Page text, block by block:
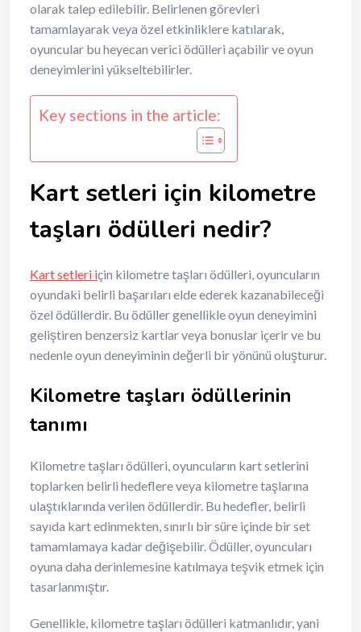
olarak talep edilebilir. Belirlenen görevleri
tamamlayarak veya özel etkinliklere katılarak,
oyuncular bu heyecan verici ödülleri açabilir ve oyun
deneyimlerini yükseltebilirler.
Key sections in the article:
Kart setleri için kilometre
taşları ödülleri nedir?
Kart setleri için kilometre taşları ödülleri, oyuncuların
oyundaki belirli başarıları elde ederek kazanabileceği
özel ödüllerdir. Bu ödüller genellikle oyun deneyimini
geliştiren benzersiz kartlar veya bonuslar içerir ve bu
nedenle oyun deneyiminin değerli bir yönünü oluşturur.
Kilometre taşları ödüllerinin
tanımı
Kilometre taşları ödülleri, oyuncuların kart setlerini
toplarken belirli hedeflere veya kilometre taşlarına
ulaştıklarında verilen ödüllerdir. Bu hedefler, belirli
sayıda kart edinmekten, sınırlı bir süre içinde bir set
tamamlamaya kadar değişebilir. Ödüller, oyuncuları
oyuna daha derinlemesine katılmaya teşvik etmek için
tasarlanmıştır.
Genellikle, kilometre taşları ödülleri katmanlıdır, yani